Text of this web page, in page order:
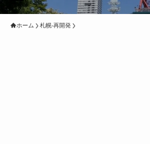
ホーム 札幌-再開発